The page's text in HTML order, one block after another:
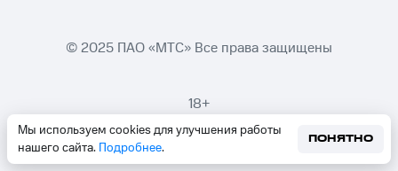
Мы используем cookies для улучшения работы
нашего сайта. Подробнее.
ПОНЯТНО
© 2025 ПАО «МТС» Все права защищены
18+